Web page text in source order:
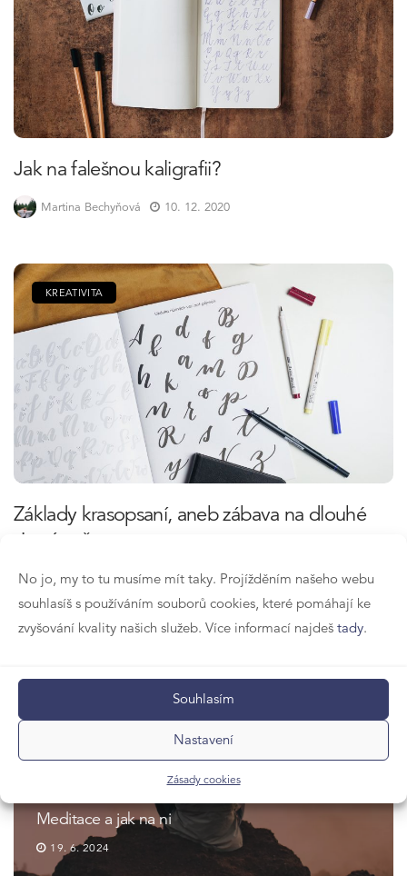
No jo, my to tu musíme mít taky. Projížděním našeho webu
souhlasíš s používáním souborů cookies, které pomáhají ke
zvyšování kvality našich služeb. Více informací najdeš tady.
Souhlasím
Nastavení
Zásady cookies
Jak na falešnou kaligrafii?
Martina Bechyňová 10. 12. 2020
KREATIVITA
Základy krasopsaní, aneb zábava na dlouhé
zimní večery
Teru Menclová 9. 12. 2020
Meditace a jak na ni
19. 6. 2024